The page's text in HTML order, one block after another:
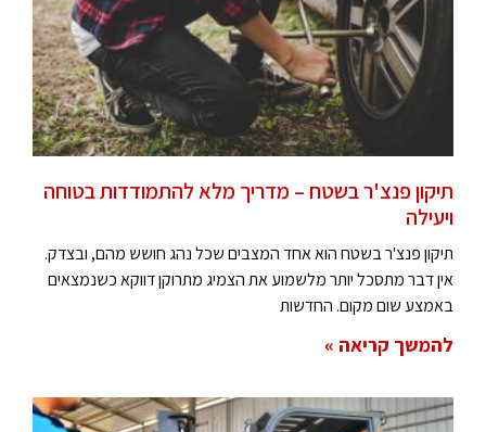
תיקון פנצ'ר בשטח – מדריך מלא להתמודדות בטוחה
ויעילה
תיקון פנצ'ר בשטח הוא אחד המצבים שכל נהג חושש מהם, ובצדק.
אין דבר מתסכל יותר מלשמוע את הצמיג מתרוקן דווקא כשנמצאים
באמצע שום מקום. החדשות
להמשך קריאה »